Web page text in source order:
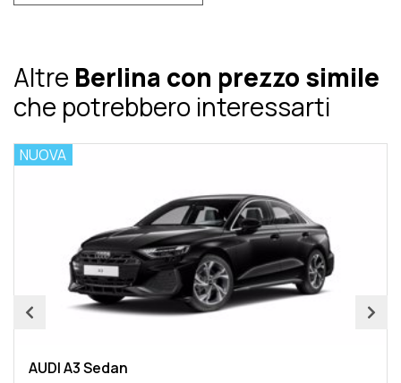
Altre Berlina con prezzo simile
che potrebbero interessarti
NUOVA
AUDI A3 Sedan